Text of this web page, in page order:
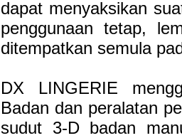
dapat menyaksikan
penggunaan tetap,
ditempatkan semula
DX LINGERIE
Badan dan peralatan
sudut 3-D badan